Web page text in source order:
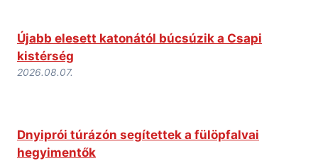
Újabb elesett katonától búcsúzik a Csapi
kistérség
2026.08.07.
Dnyiprói túrázón segítettek a fülöpfalvai
hegyimentők